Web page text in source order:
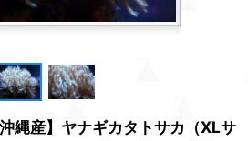
縄産】ヤナギカタトサカ（XLサ